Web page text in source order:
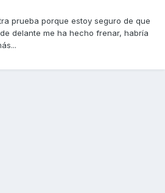
prueba porque estoy seguro de que
delante me ha hecho frenar, habría